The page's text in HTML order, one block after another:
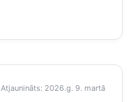
Atjaunināts: 2026.g. 9. martā